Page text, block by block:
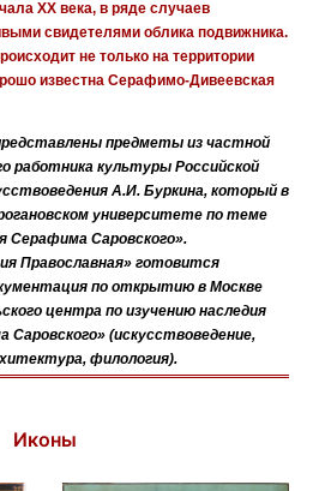
XX века, в ряде случаев
свидетелями облика подвижника.
не только на территории
известна Серафимо-Дивеевская
предметы из частной
работника культуры Российской
А.И. Буркина, который в
университете по теме
Серафима Саровского».
Православная» готовится
по открытию в Москве
центра по изучению наследия
Саровского» (искусствоведение,
филология).
Иконы